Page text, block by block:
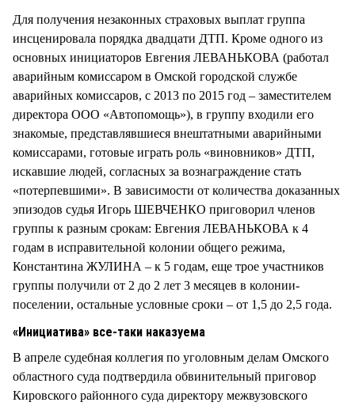
Для получения незаконных страховых выплат группа
инсценировала порядка двадцати ДТП. Кроме одного из
основных инициаторов Евгения ЛЕВАНЬКОВА (работал
аварийным комиссаром в Омской городской службе
аварийных комиссаров, с 2013 по 2015 год – заместителем
директора ООО «Автопомощь»), в группу входили его
знакомые, представлявшиеся внештатными аварийными
комиссарами, готовые играть роль «виновников» ДТП,
искавшие людей, согласных за вознаграждение стать
«потерпевшими». В зависимости от количества доказанных
эпизодов судья Игорь ШЕВЧЕНКО приговорил членов
группы к разным срокам: Евгения ЛЕВАНЬКОВА к 4
годам в исправительной колонии общего режима,
Константина ЖУЛИНА – к 5 годам, еще трое участников
группы получили от 2 до 2 лет 3 месяцев в колонии-
поселении, остальные условные сроки – от 1,5 до 2,5 года.
«Инициатива» все-таки наказуема
В апреле судебная коллегия по уголовным делам Омского
областного суда подтвердила обвинительный приговор
Кировского районного суда директору межвузовского